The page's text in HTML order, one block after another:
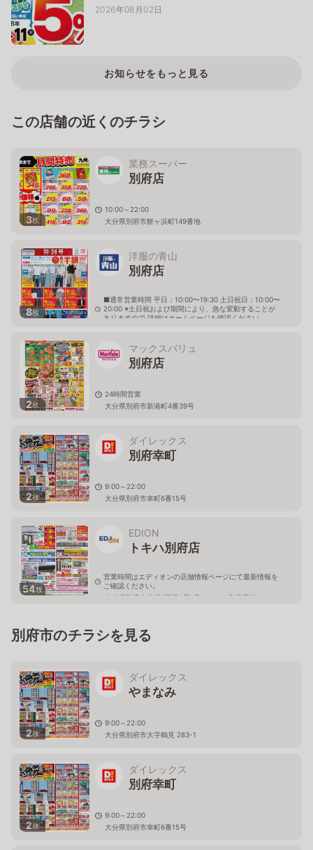
2026年08月02日
お知らせをもっと見る
この店舗の近くのチラシ
3枚
業務スーパー
別府店
10:00～22:00
大分県別府市餅ヶ浜町149番地
8枚
洋服の青山
別府店
■通常営業時間 平日：10:00〜19:30 土日祝日：10:00〜
20:00 ※土日祝および期間により、急な変動することが
ありますので 詳細はホームページを確認ください
2枚
マックスバリュ
別府店
24時間営業
大分県別府市新港町4番39号
2枚
ダイレックス
別府幸町
9:00～22:00
大分県別府市幸町6番15号
54枚
EDION
トキハ別府店
営業時間はエディオンの店舗情報ページにて最新情報を
ご確認ください。
大分県別府市北浜2丁目9番1号 トキハ別府店3F
別府市のチラシを見る
2枚
ダイレックス
やまなみ
9:00～22:00
大分県別府市大字鶴見 283-1
2枚
ダイレックス
別府幸町
9:00～22:00
大分県別府市幸町6番15号